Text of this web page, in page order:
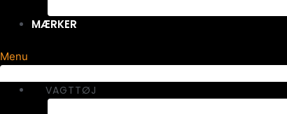
MÆRKER
Menu
VAGTTØJ